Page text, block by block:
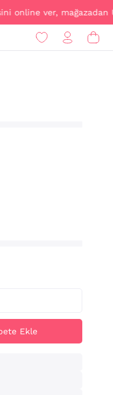
ver, mağazadan
Ekle